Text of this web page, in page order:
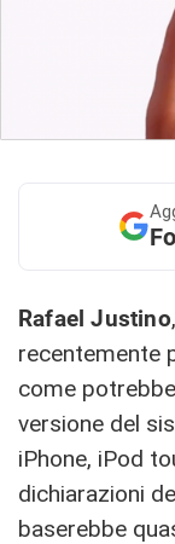
Rafael Justino
recentemente
come
versione del
iPhone, iPod
dichiarazioni
baserebbe